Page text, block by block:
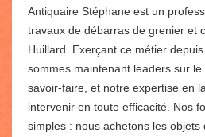
Antiquaire Stéphane est un
travaux de débarras de grenier et
Huillard. Exerçant ce métier
sommes maintenant leaders sur
savoir-faire, et notre expertise en
intervenir en toute efficacité. Nos
simples : nous achetons les objets